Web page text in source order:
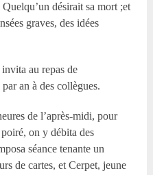
désirait sa mort ;et
graves, des idées
au repas de
an à des collègues.
de l’après-midi, pour
on y débita des
séance tenante un
de cartes, et Cerpet, jeune